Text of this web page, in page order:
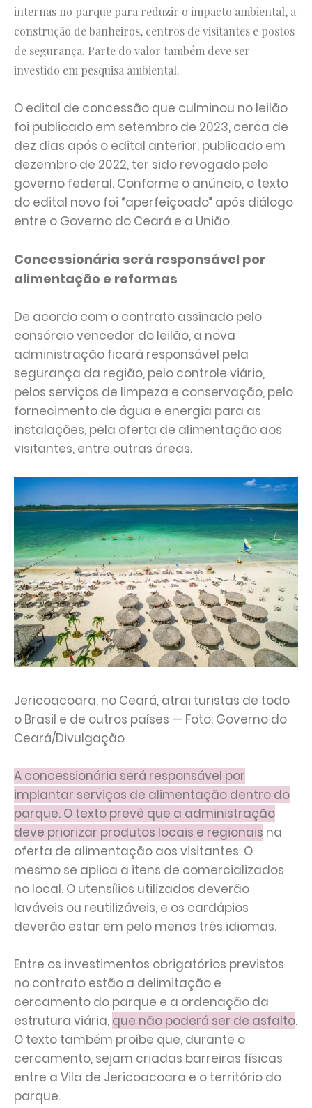
internas no parque para reduzir o impacto ambiental, a
construção de banheiros, centros de visitantes e postos
de segurança. Parte do valor também deve ser
investido em pesquisa ambiental.
O edital de concessão que culminou no leilão
foi publicado em setembro de 2023, cerca de
dez dias após o edital anterior, publicado em
dezembro de 2022, ter sido revogado pelo
governo federal. Conforme o anúncio, o texto
do edital novo foi “aperfeiçoado” após diálogo
entre o Governo do Ceará e a União.
Concessionária será responsável por
alimentação e reformas
De acordo com o contrato assinado pelo
consórcio vencedor do leilão, a nova
administração ficará responsável pela
segurança da região, pelo controle viário,
pelos serviços de limpeza e conservação, pelo
fornecimento de água e energia para as
instalações, pela oferta de alimentação aos
visitantes, entre outras áreas.
Jericoacoara, no Ceará, atrai turistas de todo
o Brasil e de outros países — Foto: Governo do
Ceará/Divulgação
A concessionária será responsável por
implantar serviços de alimentação dentro do
parque. O texto prevê que a administração
deve priorizar produtos locais e regionais na
oferta de alimentação aos visitantes. O
mesmo se aplica a itens de comercializados
no local. O utensílios utilizados deverão
laváveis ou reutilizáveis, e os cardápios
deverão estar em pelo menos três idiomas.
Entre os investimentos obrigatórios previstos
no contrato estão a delimitação e
cercamento do parque e a ordenação da
estrutura viária, que não poderá ser de asfalto.
O texto também proíbe que, durante o
cercamento, sejam criadas barreiras físicas
entre a Vila de Jericoacoara e o território do
parque.